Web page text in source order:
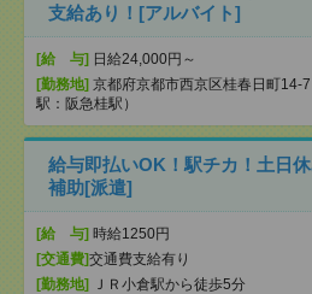
支給あり！[アルバイト]
[給 与] 日給24,000円～
[勤務地] 京都府京都市西京区桂春日町14-7
駅：阪急桂駅）
給与即払いOK！駅チカ！土日
補助[派遣]
[給 与] 時給1250円
[交通費]交通費支給有り
[勤務地]
ＪＲ小倉駅から徒歩5分